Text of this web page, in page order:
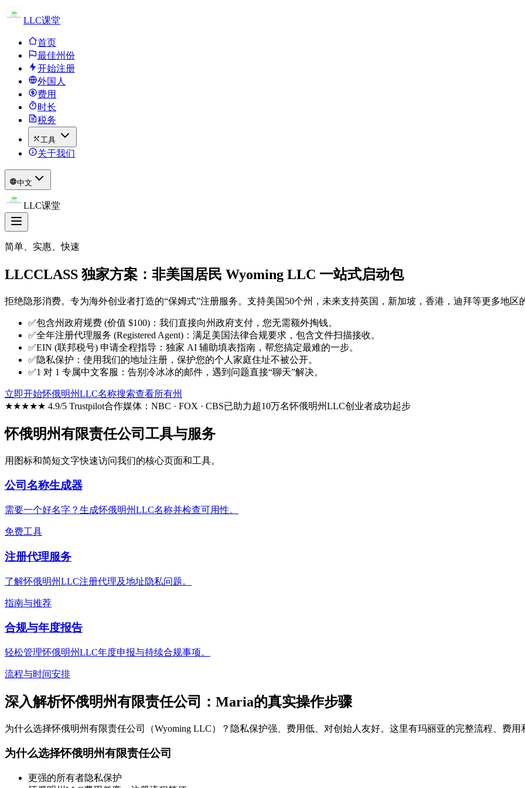
LLC课堂
首页
最佳州份
开始注册
外国人
费用
时长
税务
工具
关于我们
中文
LLC课堂
简单、实惠、快速
LLCCLASS 独家方案：非美国居民 Wyoming LLC 一站式启动包
拒绝隐形消费。专为海外创业者打造的“保姆式”注册服务。支持美国50个州，未来支持英国，新加坡，香港，迪拜等更多地区
✅包含州政府规费 (价值 $100)：我们直接向州政府支付，您无需额外掏钱。
✅全年注册代理服务 (Registered Agent)：满足美国法律合规要求，包含文件扫描接收。
✅EIN (联邦税号) 申请全程指导：独家 AI 辅助填表指南，帮您搞定最难的一步。
✅隐私保护：使用我们的地址注册，保护您的个人家庭住址不被公开。
✅1 对 1 专属中文客服：告别冷冰冰的邮件，遇到问题直接“聊天”解决。
立即开始怀俄明州LLC名称搜索查看所有州
★★★★★ 4.9/5 Trustpilot合作媒体：NBC · FOX · CBS已助力超10万名怀俄明州LLC创业者成功起步
怀俄明州有限责任公司工具与服务
用图标和简短文字快速访问我们的核心页面和工具。
公司名称生成器
需要一个好名字？生成怀俄明州LLC名称并检查可用性。
免费工具
注册代理服务
了解怀俄明州LLC注册代理及地址隐私问题。
指南与推荐
合规与年度报告
轻松管理怀俄明州LLC年度申报与持续合规事项。
流程与时间安排
深入解析怀俄明州有限责任公司：Maria的真实操作步骤
为什么选择怀俄明州有限责任公司（Wyoming LLC）？隐私保护强、费用低、对创始人友好。这里有玛丽亚的完整流程、费用
为什么选择怀俄明州有限责任公司
更强的所有者隐私保护